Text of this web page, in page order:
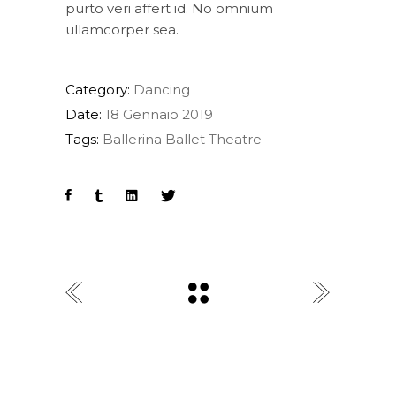
purto veri affert id. No omnium
ullamcorper sea.
Category: Dancing
Date: 18 Gennaio 2019
Tags: Ballerina Ballet Theatre